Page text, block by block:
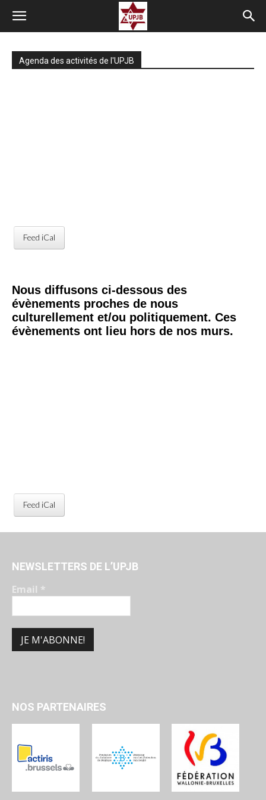
Agenda des activités de l'UPJB
Feed iCal
Nous diffusons ci-dessous des
évènements proches de nous
culturellement et/ou politiquement. Ces
évènements ont lieu hors de nos murs.
Feed iCal
NEWSLETTERS DE L’UPJB
Email *
NOS PARTENAIRES